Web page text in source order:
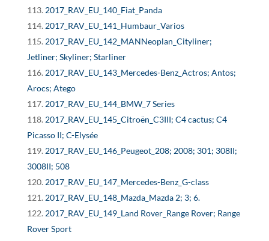
2017_RAV_EU_140_Fiat_Panda
2017_RAV_EU_141_Humbaur_Varios
2017_RAV_EU_142_MANNeoplan_Cityliner;
Jetliner; Skyliner; Starliner
2017_RAV_EU_143_Mercedes-Benz_Actros; Antos;
Arocs; Atego
2017_RAV_EU_144_BMW_7 Series
2017_RAV_EU_145_Citroën_C3III; C4 cactus; C4
Picasso II; C-Elysée
2017_RAV_EU_146_Peugeot_208; 2008; 301; 308II;
3008II; 508
2017_RAV_EU_147_Mercedes-Benz_G-class
2017_RAV_EU_148_Mazda_Mazda 2; 3; 6.
2017_RAV_EU_149_Land Rover_Range Rover; Range
Rover Sport